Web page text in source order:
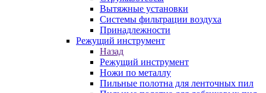
Вытяжные установки
Системы фильтрации воздуха
Принадлежности
Режущий инструмент
Назад
Режущий инструмент
Ножи по металлу
Пильные полотна для ленточных пил